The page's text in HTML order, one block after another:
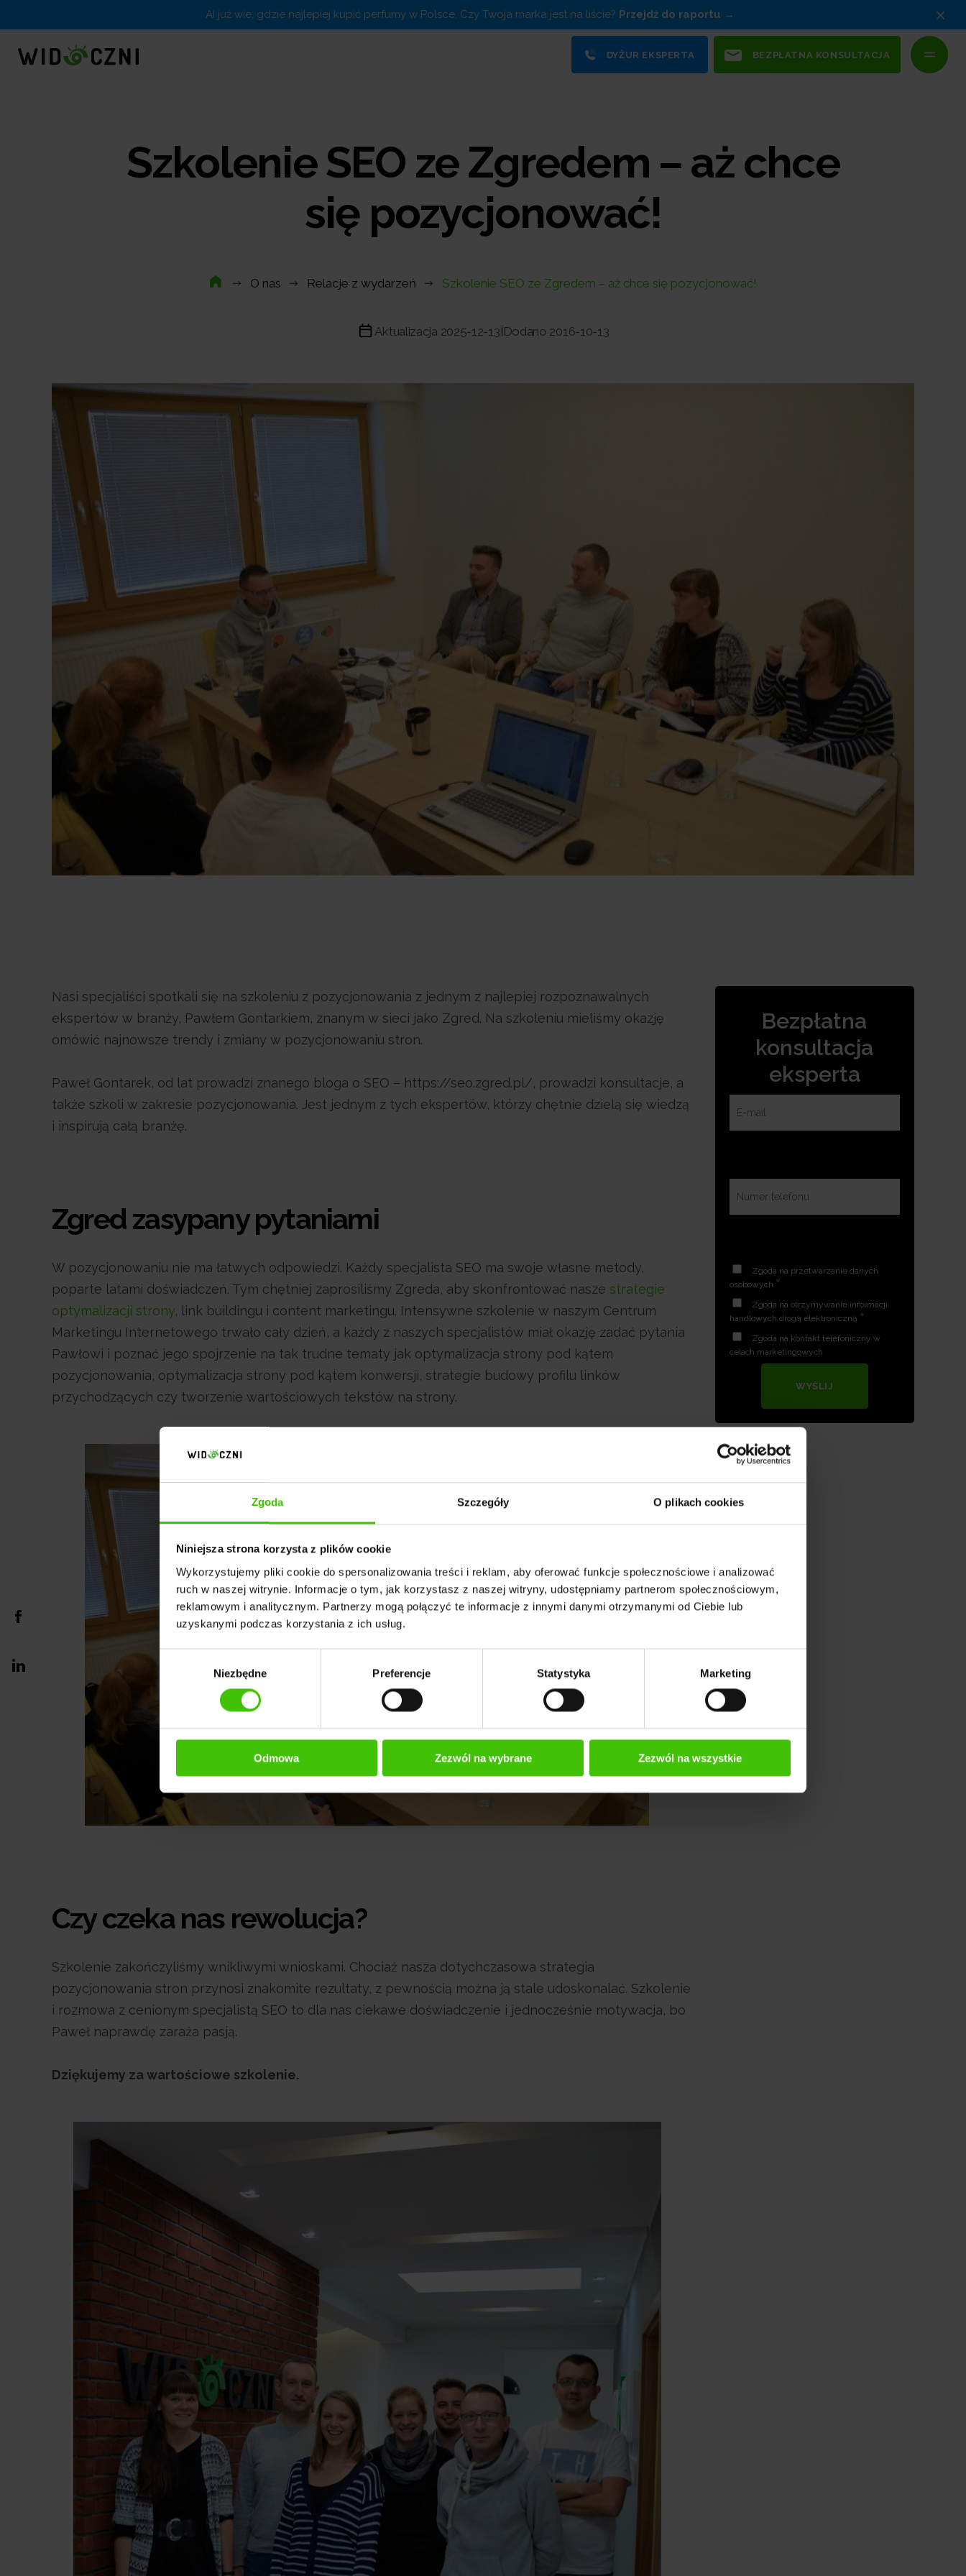
Zgoda Szczegóły O plikach cookies
Niniejsza strona korzysta z plików cookie
Wykorzystujemy pliki cookie do spersonalizowania treści i reklam, aby oferować funkcje społecznościowe i analizować
ruch w naszej witrynie. Informacje o tym, jak korzystasz z naszej witryny, udostępniamy partnerom społecznościowym,
reklamowym i analitycznym. Partnerzy mogą połączyć te informacje z innymi danymi otrzymanymi od Ciebie lub
uzyskanymi podczas korzystania z ich usług.
Niezbędne Preferencje Statystyka Marketing
Odmowa Zezwól na wybrane Zezwól na wszystkie
AI już wie, gdzie najlepiej kupić perfumy w Polsce. Czy Twoja marka jest na liście? Przejdź do raportu ×
DYŻUR EKSPERTA BEZPŁATNA KONSULTACJA
Szkolenie SEO ze Zgredem – aż chce
się pozycjonować!
O nas Relacje z wydarzeń Szkolenie SEO ze Zgredem – aż chce się pozycjonować!
Aktualizacja 2025-12-13 Dodano 2016-10-13
Nasi specjaliści spotkali się na szkoleniu z pozycjonowania z jednym z najlepiej rozpoznawalnych
ekspertów w branży, Pawłem Gontarkiem, znanym w sieci jako Zgred. Na szkoleniu mieliśmy okazję
omówić najnowsze trendy i zmiany w pozycjonowaniu stron.
Paweł Gontarek, od lat prowadzi znanego bloga o SEO – https://seo.zgred.pl/, prowadzi konsultacje, a
także szkoli w zakresie pozycjonowania. Jest jednym z tych ekspertów, którzy chętnie dzielą się wiedzą
i inspirują całą branżę.
Zgred zasypany pytaniami
W pozycjonowaniu nie ma łatwych odpowiedzi. Każdy specjalista SEO ma swoje własne metody,
poparte latami doświadczeń. Tym chętniej zaprosiliśmy Zgreda, aby skonfrontować nasze strategie
optymalizacji strony, link buildingu i content marketingu. Intensywne szkolenie w naszym Centrum
Marketingu Internetowego trwało cały dzień, a każdy z naszych specjalistów miał okazję zadać pytania
Pawłowi i poznać jego spojrzenie na tak trudne tematy jak optymalizacja strony pod kątem
pozycjonowania, optymalizacja strony pod kątem konwersji, strategie budowy profilu linków
przychodzących czy tworzenie wartościowych tekstów na strony.
Czy czeka nas rewolucja?
Szkolenie zakończyliśmy wnikliwymi wnioskami. Chociaż nasza dotychczasowa strategia
pozycjonowania stron przynosi znakomite rezultaty, z pewnością można ją stale udoskonalać. Szkolenie
i rozmowa z cenionym specjalistą SEO to dla nas ciekawe doświadczenie i jednocześnie motywacja, bo
Paweł naprawdę zaraża pasją.
Dziękujemy za wartościowe szkolenie.
Bezpłatna
konsultacja
eksperta
Zgoda na przetwarzanie danych
osobowych *
Zgoda na otrzymywanie informacji
handlowych drogą elektroniczną *
Zgoda na kontakt telefoniczny w
celach marketingowych
WYŚLIJ